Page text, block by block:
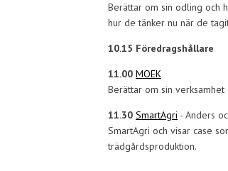
Berättar om sin odling och
hur de tänker nu när de
10.15 Föredragshållare
11.00 MOEK
Berättar om sin
11.30 SmartAgri - Anders
SmartAgri och visar case
trädgårdsproduktion.